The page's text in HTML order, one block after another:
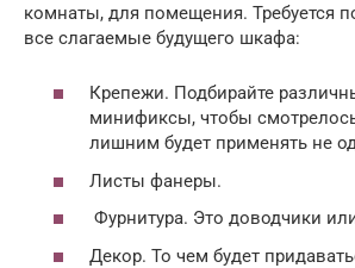
комнаты, для помещения. Требуется
все слагаемые будущего шкафа:
Крепежи. Подбирайте
минификсы, чтобы
лишним будет применять не
Листы фанеры.
Фурнитура. Это доводчики
Декор. То чем будет